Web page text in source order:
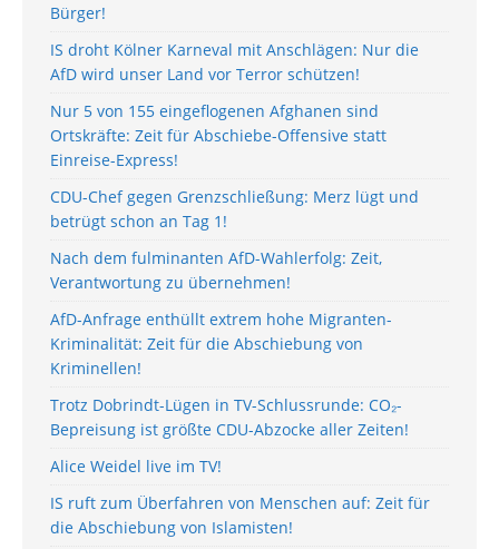
Bürger!
IS droht Kölner Karneval mit Anschlägen: Nur die
AfD wird unser Land vor Terror schützen!
Nur 5 von 155 eingeflogenen Afghanen sind
Ortskräfte: Zeit für Abschiebe-Offensive statt
Einreise-Express!
CDU-Chef gegen Grenzschließung: Merz lügt und
betrügt schon an Tag 1!
Nach dem fulminanten AfD-Wahlerfolg: Zeit,
Verantwortung zu übernehmen!
AfD-Anfrage enthüllt extrem hohe Migranten-
Kriminalität: Zeit für die Abschiebung von
Kriminellen!
Trotz Dobrindt-Lügen in TV-Schlussrunde: CO₂-
Bepreisung ist größte CDU-Abzocke aller Zeiten!
Alice Weidel live im TV!
IS ruft zum Überfahren von Menschen auf: Zeit für
die Abschiebung von Islamisten!